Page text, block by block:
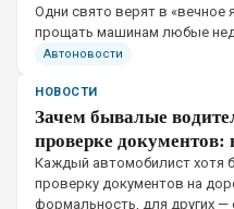
Одни свято верят в «вечное
прощать машинам любые
надежности. Другие, рискуя
Автоновости
НОВОСТИ
Зачем бывалые
проверке
Каждый автомобилист хотя
проверку документов на
формальность, для других —